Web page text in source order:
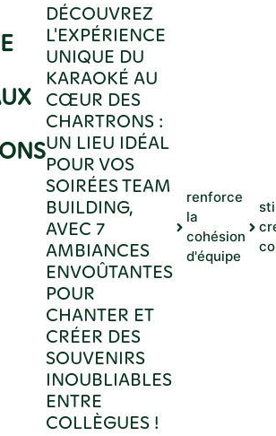
DÉCOUVREZ
L'EXPÉRIENCE
UNIQUE DU
KARAOKÉ AU
CŒUR DES
CHARTRONS :
UN LIEU IDÉAL
POUR VOS
SOIRÉES TEAM
BUILDING,
AVEC 7
AMBIANCES
ENVOÛTANTES
POUR
CHANTER ET
CRÉER DES
SOUVENIRS
INOUBLIABLES
ENTRE
COLLÈGUES !
renforce
la
cohésion
d'équipe